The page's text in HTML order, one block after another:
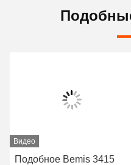
Видео
Подобное Bemis 3415